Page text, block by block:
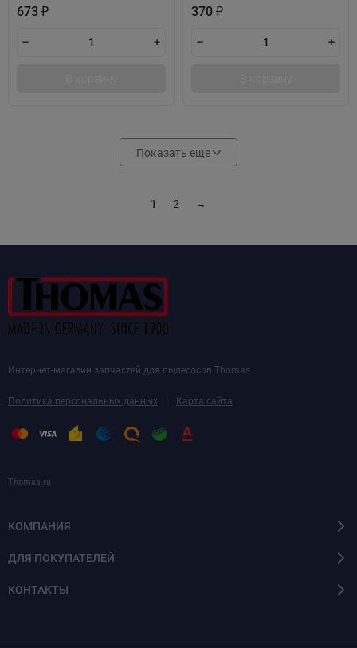
673 ₽ 370 ₽
Показать еще
1 2 →
Интернет-магазин запчастей для пылесосов Thomas
Политика персональных данных | Карта сайта
Thomas.ru
КОМПАНИЯ
ДЛЯ ПОКУПАТЕЛЕЙ
КОНТАКТЫ